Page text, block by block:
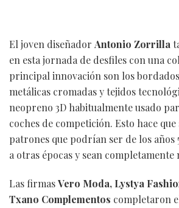
El joven diseñador Antonio Zorrilla
en esta jornada de desfiles con una
principal innovación son los
metálicas cromadas y tejidos
neopreno 3D habitualmente usado
coches de competición. Esto hace que
patrones que podrían ser de los años
a otras épocas y sean completamente
Las firmasVero Moda, Lystya
Txano Complementos completaron